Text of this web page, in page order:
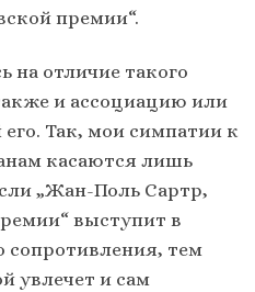
премии“.
на отличие такого
и ассоциацию или
Так, мои симпатии к
касаются лишь
„Жан-Поль Сартр,
выступит в
сопротивления, тем
увлечет и сам